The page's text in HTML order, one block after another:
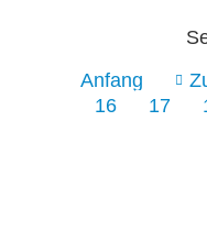
Anfang
16
17